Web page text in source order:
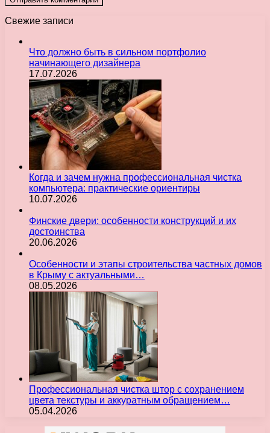
Свежие записи
Что должно быть в сильном портфолио
начинающего дизайнера
17.07.2026
Когда и зачем нужна профессиональная чистка
компьютера: практические ориентиры
10.07.2026
Финские двери: особенности конструкций и их
достоинства
20.06.2026
Особенности и этапы строительства частных домов
в Крыму с актуальными…
08.05.2026
Профессиональная чистка штор с сохранением
цвета текстуры и аккуратным обращением…
05.04.2026